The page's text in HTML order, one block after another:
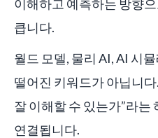
이해하고 예측하는 방향
큽니다.
월드 모델, 물리 AI, AI 시
떨어진 키워드가 아닙니
잘 이해할 수 있는가”라는
연결됩니다.